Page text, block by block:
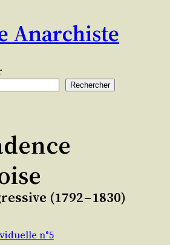
Anarchiste
Rechercher
(1792 – 1830)
n°5